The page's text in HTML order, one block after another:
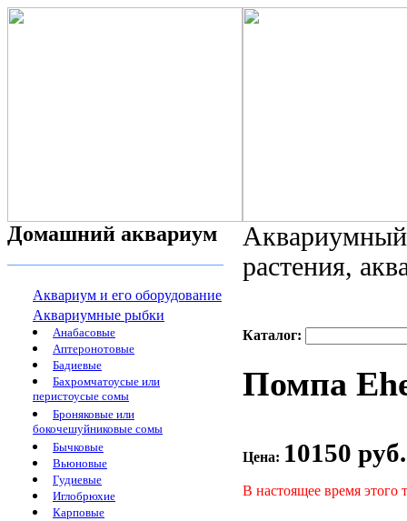
Домашний аквариум
Аквариум и его оборудование
Аквариумные рыбки
Анабасовые
Аптеронотовые
Бадиевые
Бахромчатоусые или
перистоусые сомы
Броняковые или
бокочешуйниковые сомы
Бычковые
Вьюновые
Гудиевые
Иглобрюхие
Карповые
растения,
Каталог:
Помпа
Цена: 10150 руб.
В настоящее время этого